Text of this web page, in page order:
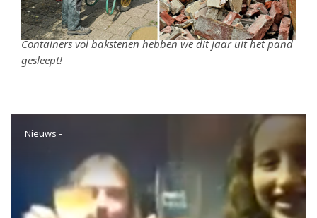
Containers vol bakstenen hebben we dit jaar uit het pand
gesleept!
Nieuws -